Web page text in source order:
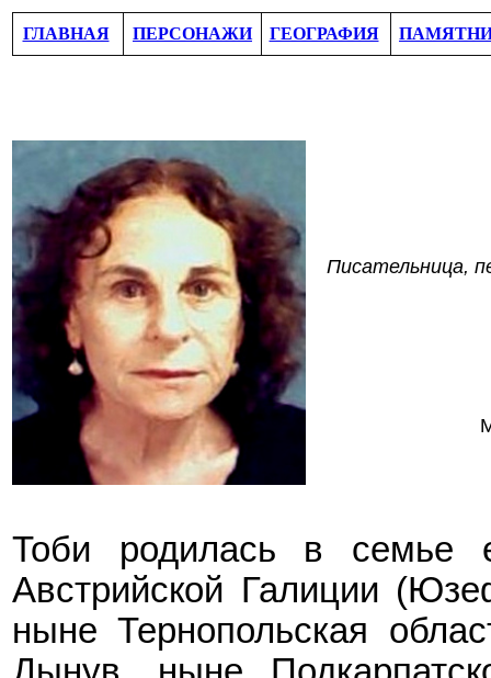
ГЛАВНАЯ ПЕРСОНАЖИ ГЕОГРАФИЯ
Писательница,
Тоби родилась в семье
Австрийской Галиции
ныне Тернопольская